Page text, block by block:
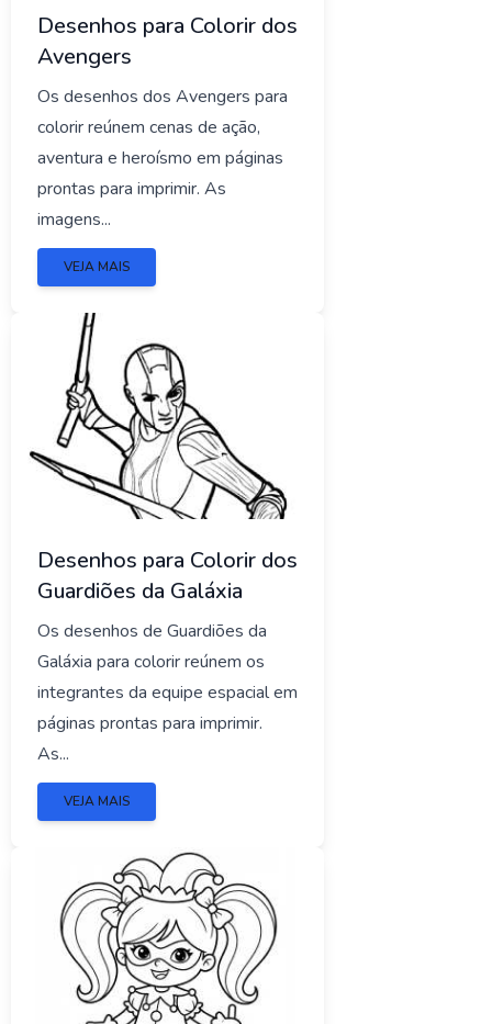
Desenhos para Colorir dos
Avengers
Os desenhos dos Avengers para
colorir reúnem cenas de ação,
aventura e heroísmo em páginas
prontas para imprimir. As
imagens...
VEJA MAIS
Desenhos para Colorir dos
Guardiões da Galáxia
Os desenhos de Guardiões da
Galáxia para colorir reúnem os
integrantes da equipe espacial em
páginas prontas para imprimir.
As...
VEJA MAIS